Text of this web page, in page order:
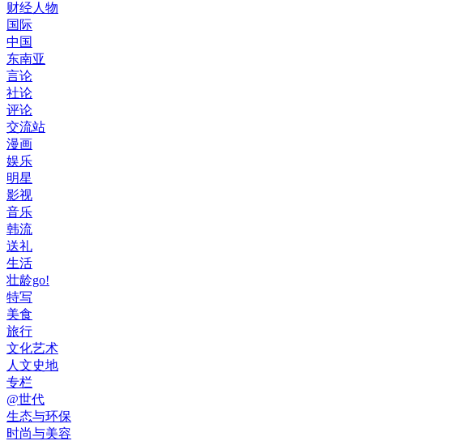
财经人物
国际
中国
东南亚
言论
社论
评论
交流站
漫画
娱乐
明星
影视
音乐
韩流
送礼
生活
壮龄go!
特写
美食
旅行
文化艺术
人文史地
专栏
@世代
生态与环保
时尚与美容